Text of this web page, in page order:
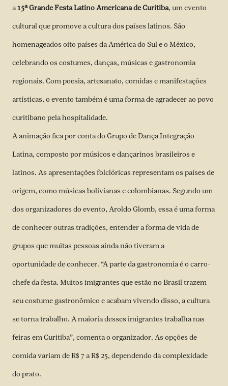
a15ª Grande Festa Latino Americana de Curitiba, um evento
cultural que promove a cultura dos países latinos. São
homenageados oito países da América do Sul e o México,
celebrando os costumes, danças, músicas e gastronomia
regionais. Com poesia, artesanato, comidas e manifestações
artísticas, o evento também é uma forma de agradecer ao povo
curitibano pela hospitalidade.
A animação fica por conta do Grupo de Dança Integração
Latina, composto por músicos e dançarinos brasileiros e
latinos. As apresentações folclóricas representam os países de
origem, como músicas bolivianas e colombianas. Segundo um
dos organizadores do evento, Aroldo Glomb, essa é uma forma
de conhecer outras tradições, entender a forma de vida de
grupos que muitas pessoas ainda não tiveram a
oportunidade de conhecer. “A parte da gastronomia é o carro-
chefe da festa. Muitos imigrantes que estão no Brasil trazem
seu costume gastronômico e acabam vivendo disso, a cultura
se torna trabalho. A maioria desses imigrantes trabalha nas
feiras em Curitiba”, comenta o organizador. As opções de
comida variam de R$ 7 a R$ 25, dependendo da complexidade
do prato.